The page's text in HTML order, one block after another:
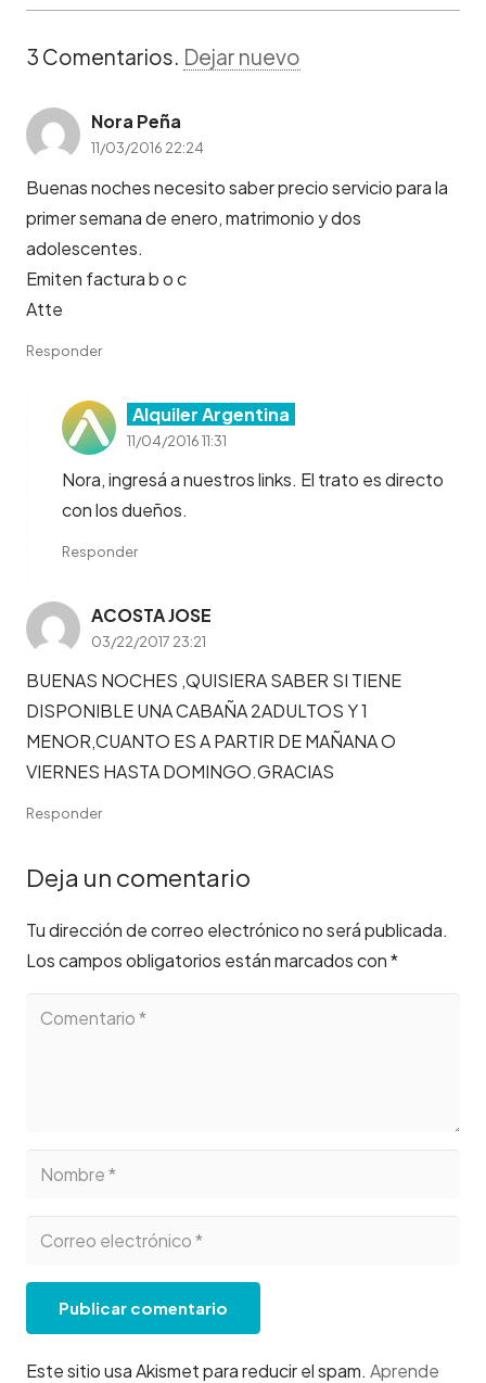
3 Comentarios. Dejar nuevo
Nora Peña
11/03/2016 22:24
Buenas noches necesito saber precio servicio para la
primer semana de enero, matrimonio y dos
adolescentes.
Emiten factura b o c
Atte
Responder
Alquiler Argentina
11/04/2016 11:31
Nora, ingresá a nuestros links. El trato es directo
con los dueños.
Responder
ACOSTA JOSE
03/22/2017 23:21
BUENAS NOCHES ,QUISIERA SABER SI TIENE
DISPONIBLE UNA CABAÑA 2ADULTOS Y 1
MENOR,CUANTO ES A PARTIR DE MAÑANA O
VIERNES HASTA DOMINGO.GRACIAS
Responder
Deja un comentario
Tu dirección de correo electrónico no será publicada.
Los campos obligatorios están marcados con*
Publicar comentario
Este sitio usa Akismet para reducir el spam. Aprende